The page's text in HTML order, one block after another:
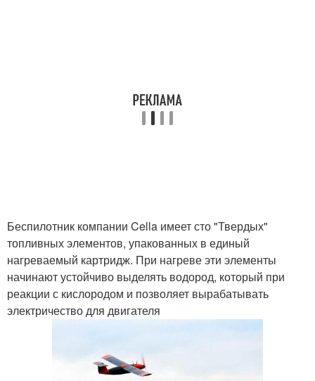
Беспилотник компании Cella имеет сто "Твердых"
топливных элементов, упакованных в единый
нагреваемый картридж. При нагреве эти элементы
начинают устойчиво выделять водород, который при
реакции с кислородом и позволяет вырабатывать
электричество для двигателя